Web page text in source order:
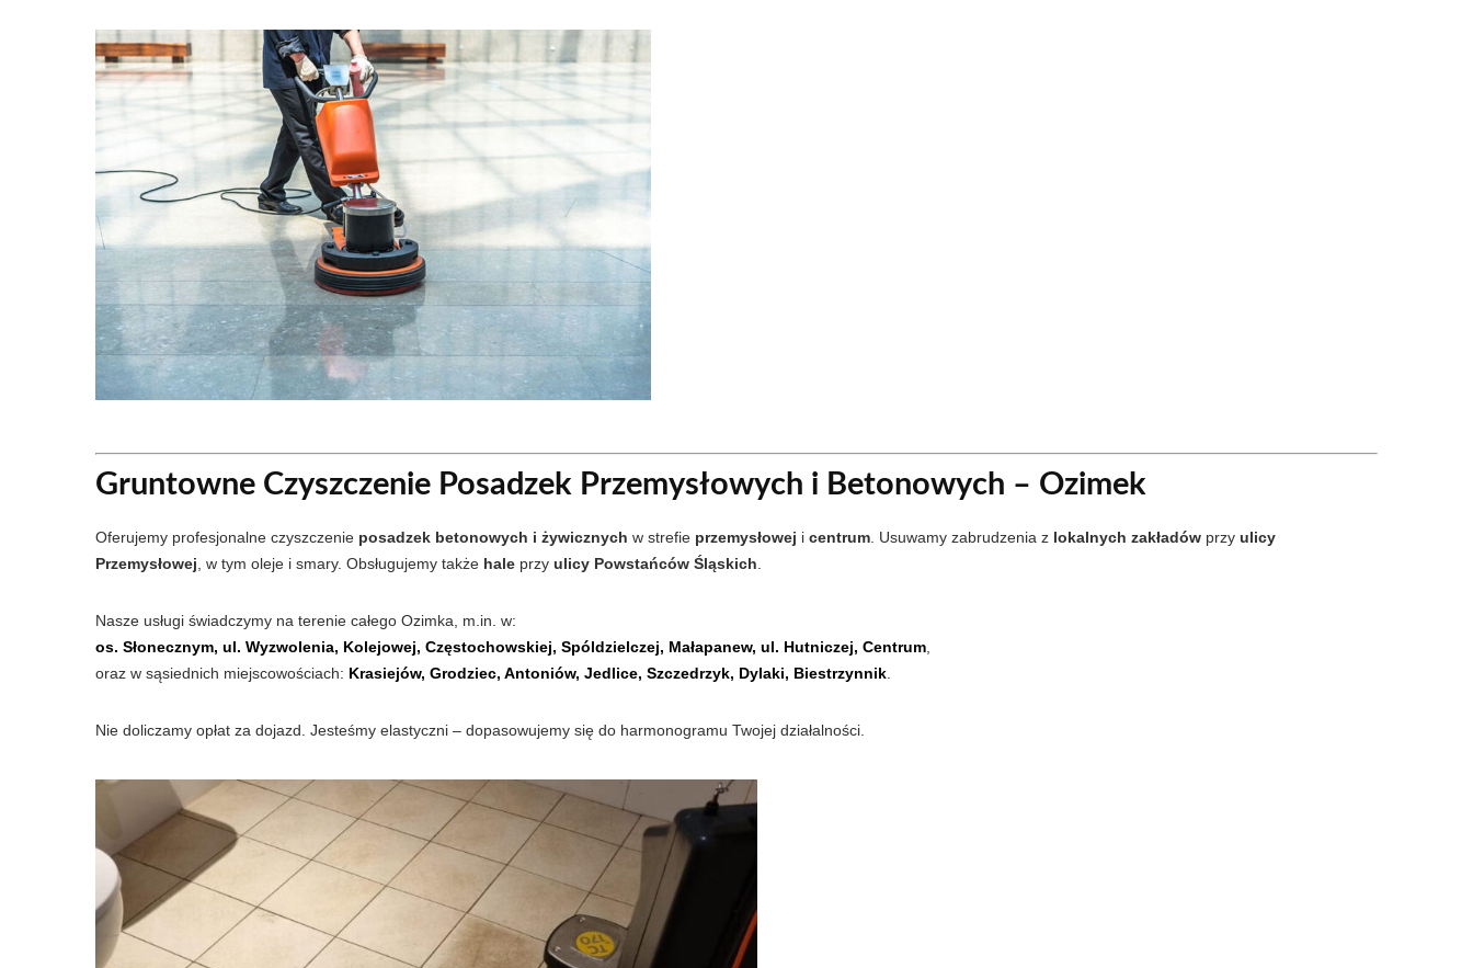
Gruntowne Czyszczenie Posadzek Przemysłowych i Betonowych – Ozimek
Oferujemy profesjonalne czyszczenie posadzek betonowych i żywicznych w strefie przemysłowej i centrum . Usuwamy zabrudzenia z lokalnych zakładów przy ulicy
Przemysłowej , w tym oleje i smary. Obsługujemy także hale przy ulicy Powstańców Śląskich
Nasze usługi świadczymy na terenie całego Ozimka, m.in. w:
os. Słonecznym, ul. Wyzwolenia, Kolejowej, Częstochowskiej, Spóldzielczej, Małapanew, ul. Hutniczej, Centrum
oraz w sąsiednich miejscowościach: Krasiejów, Grodziec, Antoniów, Jedlice, Szczedrzyk, Dylaki, Biestrzynnik
Nie doliczamy opłat za dojazd. Jesteśmy elastyczni – dopasowujemy się do harmonogramu Twojej działalności.